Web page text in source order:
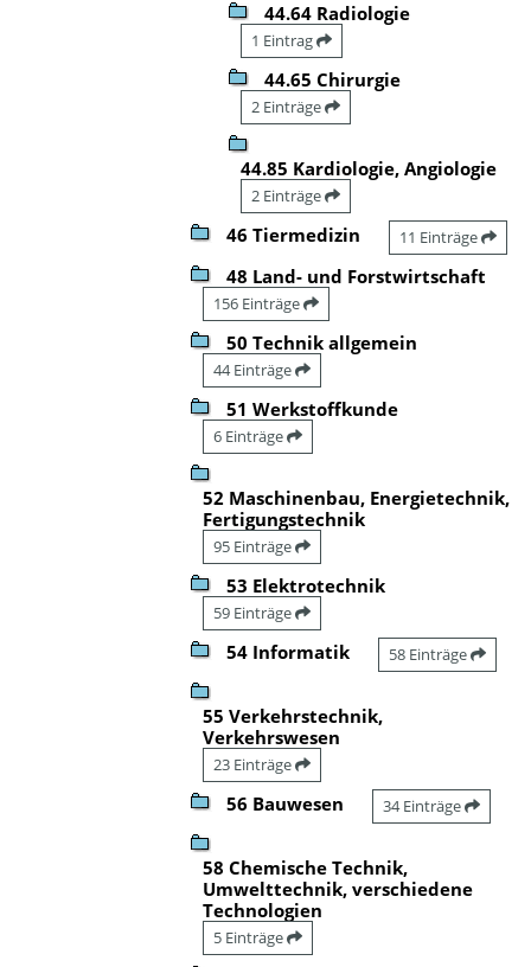
44.64 Radiologie
1 Eintrag
44.65 Chirurgie
2 Einträge
44.85 Kardiologie, Angiologie
2 Einträge
46 Tiermedizin 11 Einträge
48 Land- und Forstwirtschaft
156 Einträge
50 Technik allgemein
44 Einträge
51 Werkstoffkunde
6 Einträge
52 Maschinenbau, Energietechnik,
Fertigungstechnik
95 Einträge
53 Elektrotechnik
59 Einträge
54 Informatik 58 Einträge
55 Verkehrstechnik,
Verkehrswesen
23 Einträge
56 Bauwesen 34 Einträge
58 Chemische Technik,
Umwelttechnik, verschiedene
Technologien
5 Einträge